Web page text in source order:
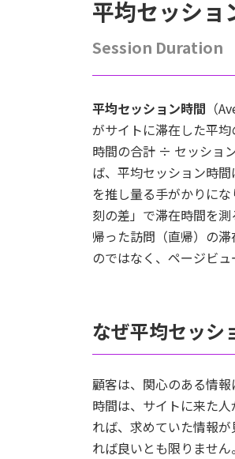
平均セッショ
Session Duration
平均セッション時間 （
がサイトに滞在した平
時間の合計 ÷ セッショ
ば、平均セッション時
を推し量る手がかりに
刻の差」で滞在時間を
帰った訪問（直帰）の
のではなく、ページビ
なぜ平均セッシ
顧客は、関心のある情
時間は、サイトに来た
れば、求めていた情報
れば良いとも限りませ